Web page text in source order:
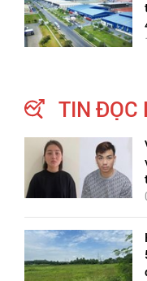
TIN ĐỌC